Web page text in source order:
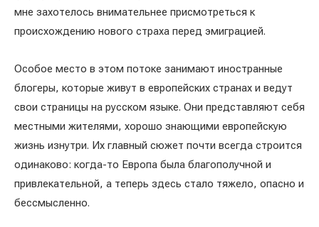
мне захотелось внимательнее присмотреться к
происхождению нового страха перед эмиграцией.
Особое место в этом потоке занимают иностранные
блогеры, которые живут в европейских странах и ведут
свои страницы на русском языке. Они представляют себя
местными жителями, хорошо знающими европейскую
жизнь изнутри. Их главный сюжет почти всегда строится
одинаково: когда-то Европа была благополучной и
привлекательной, а теперь здесь стало тяжело, опасно и
бессмысленно.